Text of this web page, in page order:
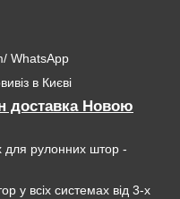
WhatsApp
в Києві
доставка Новою
для рулонних штор -
у всіх системах від 3-х